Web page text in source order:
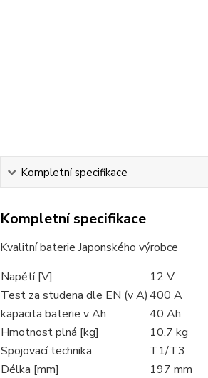
Kompletní specifikace
Kompletní specifikace
Kvalitní baterie Japonského výrobce
Napětí [V]
12 V
Test za studena dle EN (v A)400 A
kapacita baterie v Ah
40 Ah
Hmotnost plná [kg]
10,7 kg
Spojovací technika
T1/T3
Délka [mm]
197 mm